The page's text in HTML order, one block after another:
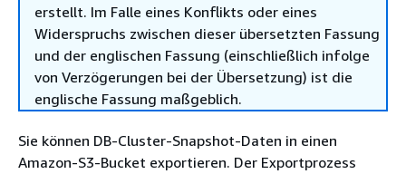
erstellt. Im Falle eines Konflikts oder eines
Widerspruchs zwischen dieser übersetzten Fassung
und der englischen Fassung (einschließlich infolge
von Verzögerungen bei der Übersetzung) ist die
englische Fassung maßgeblich.
Sie können DB-Cluster-Snapshot-Daten in einen
Amazon-S3-Bucket exportieren. Der Exportprozess